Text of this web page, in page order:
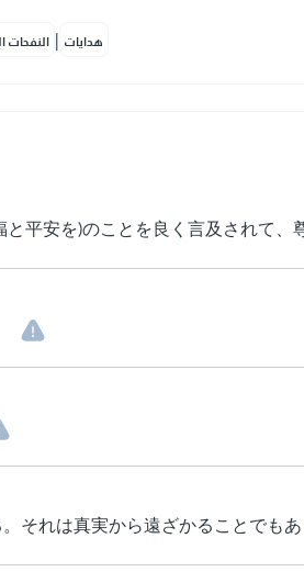
النفحات | هدايات
平安を)のことを良く言及されて、
それは真実から遠ざかることでもあ